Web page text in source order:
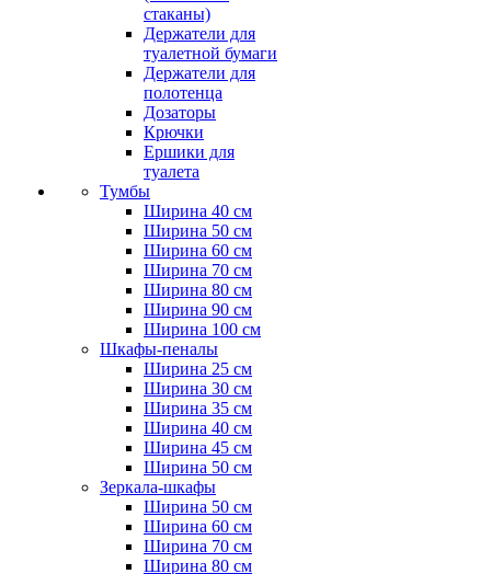
стаканы)
Держатели для
туалетной бумаги
Держатели для
полотенца
Дозаторы
Крючки
Ершики для
туалета
Тумбы
Ширина 40 см
Ширина 50 см
Ширина 60 см
Ширина 70 см
Ширина 80 см
Ширина 90 см
Ширина 100 см
Шкафы-пеналы
Ширина 25 см
Ширина 30 см
Ширина 35 см
Ширина 40 см
Ширина 45 см
Ширина 50 см
Зеркала-шкафы
Ширина 50 см
Ширина 60 см
Ширина 70 см
Ширина 80 см